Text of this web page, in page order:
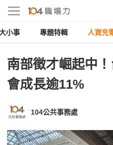
小事 專題特輯 人資充
南部徵才崛起中
會成長逾11%
104公共事務處